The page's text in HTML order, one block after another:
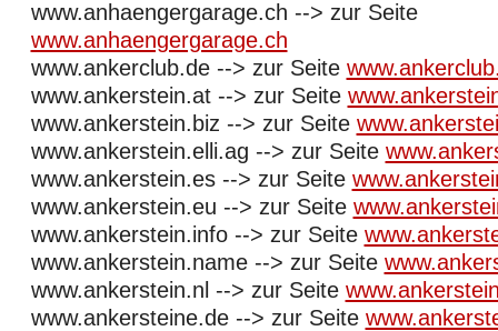
www.anhaengergarage.ch --> zur Seite
www.anhaengergarage.ch
www.ankerclub.de --> zur Seite
www.ankerstein.at --> zur Seite
www.ankerstein.biz --> zur Seite
www.ankerstein.elli.ag --> zur Seite
www.ankerstein.es --> zur Seite
www.ankerstein.eu --> zur Seite
www.ankerstein.info --> zur Seite
www.ankerstein.name --> zur Seite
www.ankerstein.nl --> zur Seite
www.ankersteine.de --> zur Seite